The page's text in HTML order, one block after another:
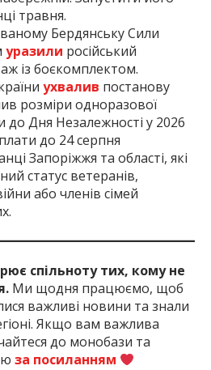
травня.
Бердянську Сили
уразили російський
із боєкомплектом.
ухвалив постанову
розміри одноразової
Дня Незалежності у 2026
до 24 серпня
Запоріжжя та області, які
статус ветеранів,
або членів сімей
спільноту тих, кому не
Ми щодня працюємо, щоб
важливі новини та знали
Якщо вам важлива
до монобази та
за посиланням